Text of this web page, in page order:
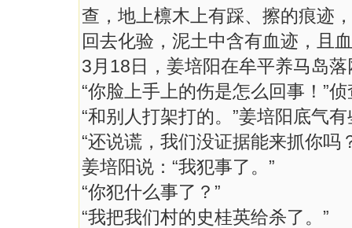
查，地上檩木上有踩、擦的痕迹
回去化验，泥土中含有血迹，且
3月18日，姜培阳在牟平养马岛落
“你脸上手上的伤是怎么回事！”
“和别人打架打的。”姜培阳底气
“还说谎，我们没证据能来抓你吗
姜培阳说：“我犯事了。”
“你犯什么事了？”
“我把我们村的史桂英给杀了。”